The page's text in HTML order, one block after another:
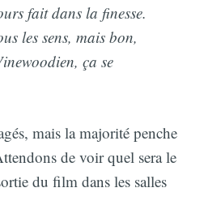
fait dans la finesse.
les sens, mais bon,
ça se
mais la majorité penche
de voir quel sera le
du film dans les salles